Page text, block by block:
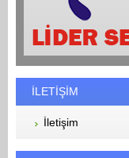
İLETİŞİM
İletişim